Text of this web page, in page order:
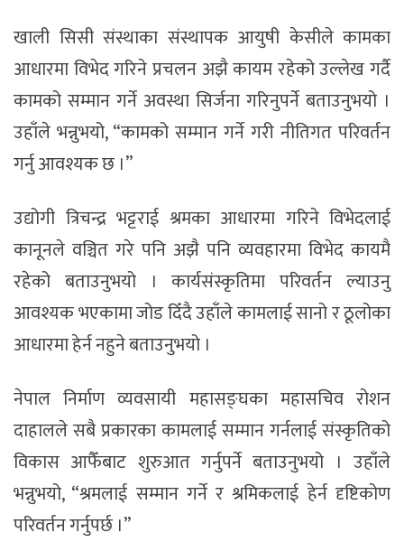
खाली सिसी संस्थाका संस्थापक आयुषी केसीले कामका
आधारमा विभेद गरिने प्रचलन अझै कायम रहेको उल्लेख गर्दै
कामको सम्मान गर्ने अवस्था सिर्जना गरिनुपर्ने बताउनुभयो ।
उहाँले भन्नुभयो, “कामको सम्मान गर्ने गरी नीतिगत परिवर्तन
गर्नु आवश्यक छ ।”
उद्योगी त्रिचन्द्र भट्टराई श्रमका आधारमा गरिने विभेदलाई
कानूनले वञ्चित गरे पनि अझै पनि व्यवहारमा विभेद कायमै
रहेको बताउनुभयो । कार्यसंस्कृतिमा परिवर्तन ल्याउनु
आवश्यक भएकामा जोड दिँदै उहाँले कामलाई सानो र ठूलोका
आधारमा हेर्न नहुने बताउनुभयो ।
नेपाल निर्माण व्यवसायी महासङ्घका महासचिव रोशन
दाहालले सबै प्रकारका कामलाई सम्मान गर्नलाई संस्कृतिको
विकास आफैँबाट शुरुआत गर्नुपर्ने बताउनुभयो । उहाँले
भन्नुभयो, “श्रमलाई सम्मान गर्ने र श्रमिकलाई हेर्न दृष्टिकोण
परिवर्तन गर्नुपर्छ ।”